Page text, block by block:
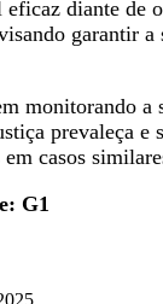
diante de
garantir a
monitorando a
prevaleça e
casos
G1